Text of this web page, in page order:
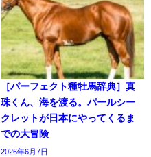
［パーフェクト種牡馬辞典］真
珠くん、海を渡る。パールシー
クレットが日本にやってくるま
での大冒険
2026年6月7日